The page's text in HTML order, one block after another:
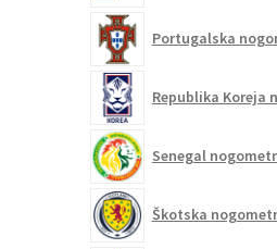
Portugalska
Republika Koreja
Senegal
Škotska